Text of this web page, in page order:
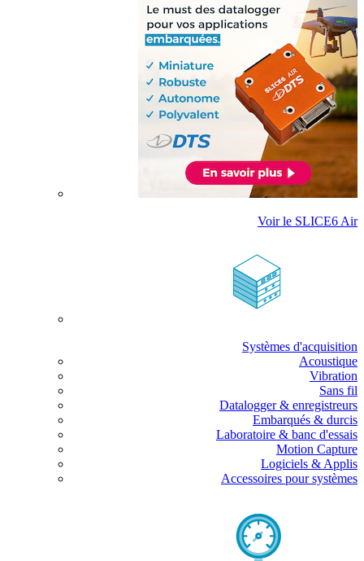
Voir le SLICE6 Air
Systèmes d'acquisition
Acoustique
Vibration
Sans fil
Datalogger & enregistreurs
Embarqués & durcis
Laboratoire & banc d'essais
Motion Capture
Logiciels & Applis
Accessoires pour systèmes